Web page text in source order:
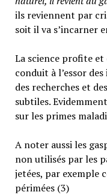
ils reviennent par
soit il va s’incarner
La science profite
conduit à l’essor
des recherches et
subtiles.
sur les primes
A noter aussi les
non utilisés par les
jetées, par exemple
périmées (3)